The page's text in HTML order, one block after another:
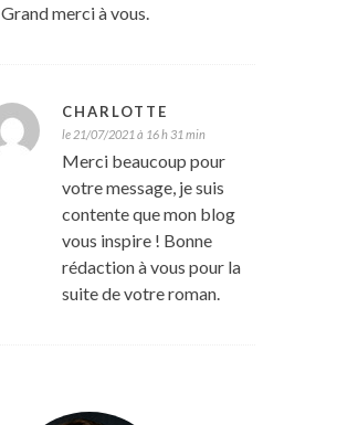
Grand merci à vous.
CHARLOTTE
le 21/07/2021 à 16 h 31 min
Merci beaucoup pour
votre message, je suis
contente que mon blog
vous inspire ! Bonne
rédaction à vous pour la
suite de votre roman.